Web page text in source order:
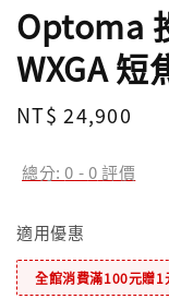
Optoma
WXGA 短
Regular
NT$ 24,900
總分:0 -0評價
適用優惠
全館消費滿100元贈1